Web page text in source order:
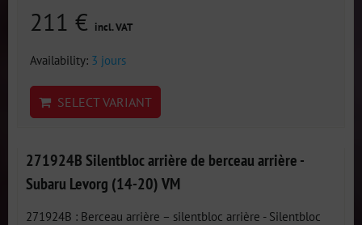
211 € incl. VAT
Availability: 3 jours
SELECT VARIANT
271924B Silentbloc arrière de berceau arrière -
Subaru Levorg (14-20) VM
271924B : Berceau arrière – silentbloc arrière - Silentbloc